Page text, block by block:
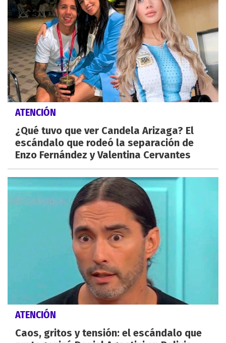
ATENCIÓN
¿Qué tuvo que ver Candela Arizaga? El
escándalo que rodeó la separación de
Enzo Fernández y Valentina Cervantes
ATENCIÓN
Caos, gritos y tensión: el escándalo que